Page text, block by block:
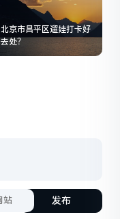
北京市昌平区遛娃打卡好
去处？
发布